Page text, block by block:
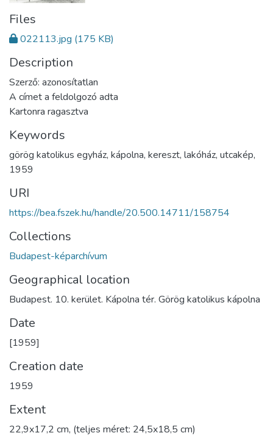
Files
022113.jpg (175 KB)
Description
Szerző: azonosítatlan
A címet a feldolgozó adta
Kartonra ragasztva
Keywords
görög katolikus egyház, kápolna, kereszt, lakóház, utcakép,
1959
URI
https://bea.fszek.hu/handle/20.500.14711/158754
Collections
Budapest-képarchívum
Geographical location
Budapest. 10. kerület. Kápolna tér. Görög katolikus kápolna
Date
[1959]
Creation date
1959
Extent
22,9x17,2 cm, (teljes méret: 24,5x18,5 cm)